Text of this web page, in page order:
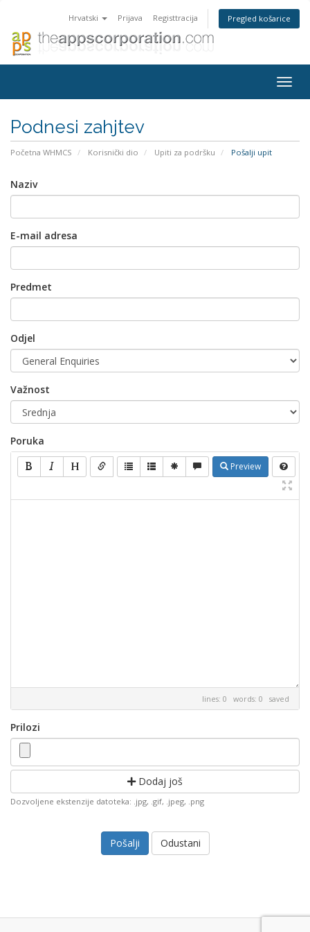
Hrvatski Prijava Registtracija Pregled košarice
Podnesi zahjtev
Početna WHMCS Korisnički dio Upiti za podršku Pošalji upit
Naziv
E-mail adresa
Predmet
Odjel
Važnost
Poruka
Preview
lines: 0 words: 0 saved
Prilozi
Dodaj još
Dozvoljene ekstenzije datoteka: .jpg, .gif, .jpeg, .png
Odustani